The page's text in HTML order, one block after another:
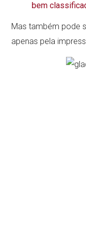
bem
Mas também pode
apenas pela